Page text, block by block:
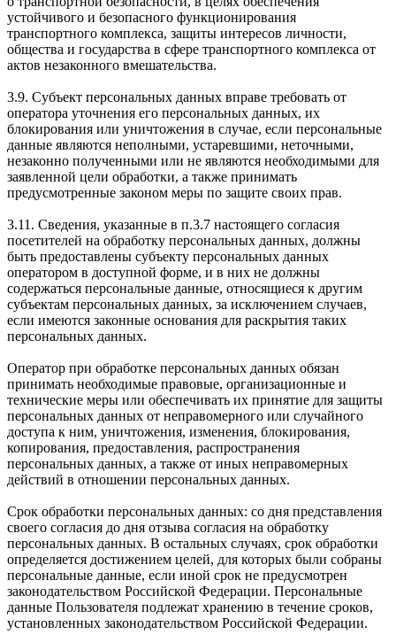
устойчивого и безопасного функционирования
транспортного комплекса, защиты интересов личности,
общества и государства в сфере транспортного комплекса от
актов незаконного вмешательства.
3.9. Субъект персональных данных вправе требовать от
оператора уточнения его персональных данных, их
блокирования или уничтожения в случае, если персональные
данные являются неполными, устаревшими, неточными,
незаконно полученными или не являются необходимыми для
заявленной цели обработки, а также принимать
предусмотренные законом меры по защите своих прав.
3.11. Сведения, указанные в п.3.7 настоящего согласия
посетителей на обработку персональных данных, должны
быть предоставлены субъекту персональных данных
оператором в доступной форме, и в них не должны
содержаться персональные данные, относящиеся к другим
субъектам персональных данных, за исключением случаев,
если имеются законные основания для раскрытия таких
персональных данных.
Оператор при обработке персональных данных обязан
принимать необходимые правовые, организационные и
технические меры или обеспечивать их принятие для защиты
персональных данных от неправомерного или случайного
доступа к ним, уничтожения, изменения, блокирования,
копирования, предоставления, распространения
персональных данных, а также от иных неправомерных
действий в отношении персональных данных.
Срок обработки персональных данных: со дня представления
своего согласия до дня отзыва согласия на обработку
персональных данных. В остальных случаях, срок обработки
определяется достижением целей, для которых были собраны
персональные данные, если иной срок не предусмотрен
законодательством Российской Федерации. Персональные
данные Пользователя подлежат хранению в течение сроков,
установленных законодательством Российской Федерации.